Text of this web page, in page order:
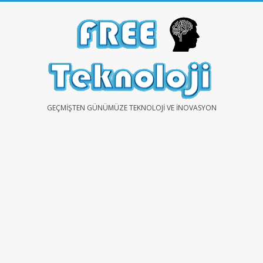
FREEGEÇMIŞTEN GÜNÜMÜZE TEKNOLOJI VE İNOVASYON